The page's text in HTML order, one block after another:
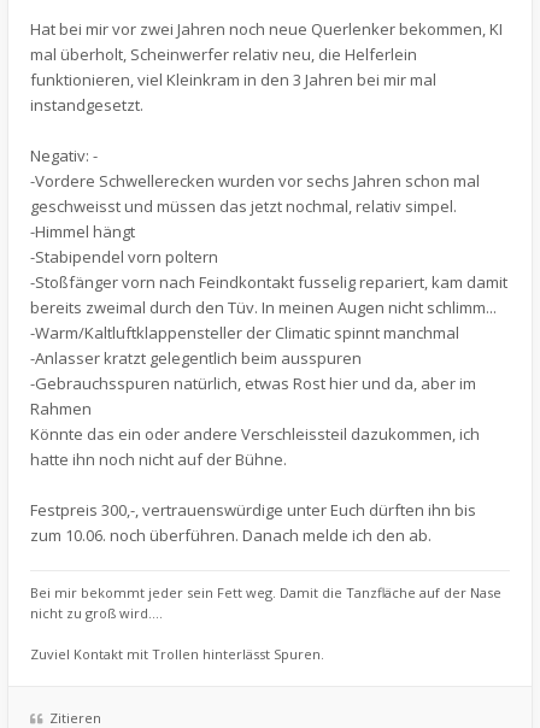
Hat bei mir vor zwei Jahren noch neue Querlenker bekommen, KI
mal überholt, Scheinwerfer relativ neu, die Helferlein
funktionieren, viel Kleinkram in den 3 Jahren bei mir mal
instandgesetzt.
Negativ: -
-Vordere Schwellerecken wurden vor sechs Jahren schon mal
geschweisst und müssen das jetzt nochmal, relativ simpel.
-Himmel hängt
-Stabipendel vorn poltern
-Stoßfänger vorn nach Feindkontakt fusselig repariert, kam damit
bereits zweimal durch den Tüv. In meinen Augen nicht schlimm...
-Warm/Kaltluftklappensteller der Climatic spinnt manchmal
-Anlasser kratzt gelegentlich beim ausspuren
-Gebrauchsspuren natürlich, etwas Rost hier und da, aber im
Rahmen
Könnte das ein oder andere Verschleissteil dazukommen, ich
hatte ihn noch nicht auf der Bühne.
Festpreis 300,-, vertrauenswürdige unter Euch dürften ihn bis
zum 10.06. noch überführen. Danach melde ich den ab.
Bei mir bekommt jeder sein Fett weg. Damit die Tanzfläche auf der Nase
nicht zu groß wird....
Zuviel Kontakt mit Trollen hinterlässt Spuren.
Zitieren